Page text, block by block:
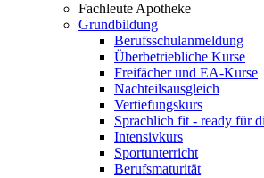
Fachleute Apotheke
Grundbildung
Berufsschulanmeldung
Überbetriebliche Kurse
Freifächer und EA-Kurse
Nachteilsausgleich
Vertiefungskurs
Sprachlich fit - ready für
Intensivkurs
Sportunterricht
Berufsmaturität